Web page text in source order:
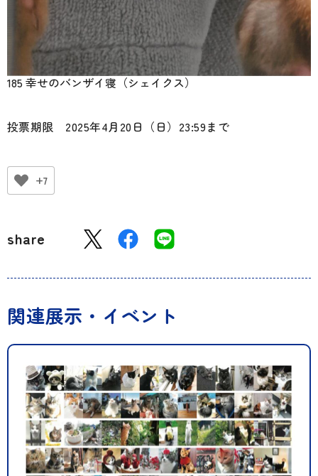
185 幸せのバンザイ寝（シェイクス）
投票期限 2025年4月20日（日）23:59まで
+7
share
関連展示・イベント